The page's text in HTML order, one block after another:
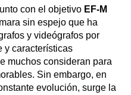
con el objetivo EF-M
sin espejo que ha
y videógrafos por
y características
muchos consideran para
Sin embargo, en
evolución, surge la